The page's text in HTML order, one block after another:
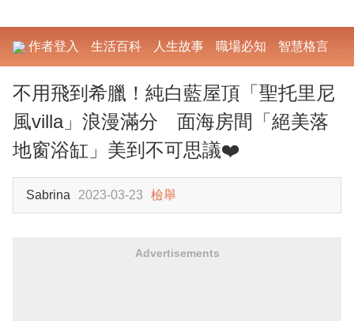
作者登入 生活百科 人生故事 職場必知 智慧格言
不用飛到希臘！純白藍屋頂「聖托里尼
風villa」浪漫滿分 面海房間「絕美落
地窗浴缸」美到不可思議❤️
Sabrina 2023-03-23 檢舉
Advertisements